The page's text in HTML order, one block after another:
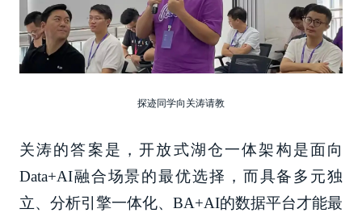
探迹同学向关涛请教
关涛的答案是，开放式湖仓一体架构是面向
Data+AI融合场景的最优选择，而具备多元独
立、分析引擎一体化、BA+AI的数据平台才能最